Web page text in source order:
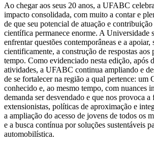
Ao chegar aos seus 20 anos, a UFABC
impacto consolidada, com muito a contar e
de que seu potencial de atuação e
científica permanece enorme. A Universidade
enfrentar questões contemporâneas e a apoiar,
cientificamente, a construção de respostas aos
tempo. Como evidenciado nesta edição, após
atividades, a UFABC continua ampliando e
de se fortalecer na região a qual pertence: um
conhecido e, ao mesmo tempo, com nuances
demanda ser desvendado e que nos provoca a
extensionistas, políticas de aproximação e
a ampliação do acesso de jovens de todos os
e a busca contínua por soluções sustentáveis
automobilística.